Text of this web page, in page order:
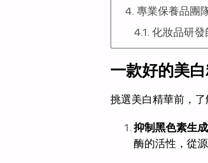
專業保養品團
化妝品研發
一款好的美
挑選美白精華前，
抑制黑色素生成
酶的活性，從